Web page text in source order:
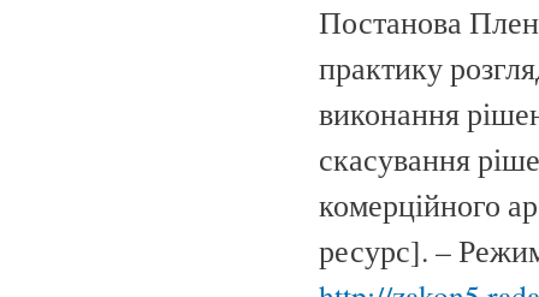
Постанова
практику
виконання
скасування
комерційного
ресурс]. –